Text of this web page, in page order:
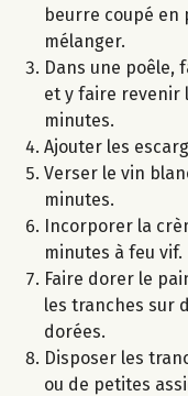
beurre coupé en
mélanger.
Dans une poêle,
et y faire revenir
minutes.
Ajouter les
Verser le vin
minutes.
Incorporer la
minutes à feu vif.
Faire dorer le
les tranches sur
dorées.
Disposer les
ou de petites